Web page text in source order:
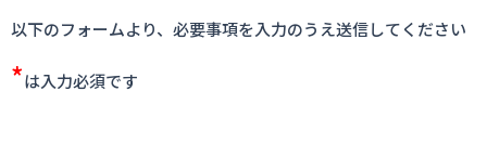
以下のフォームより、必要事項を入力のうえ送信してください
*は入力必須です